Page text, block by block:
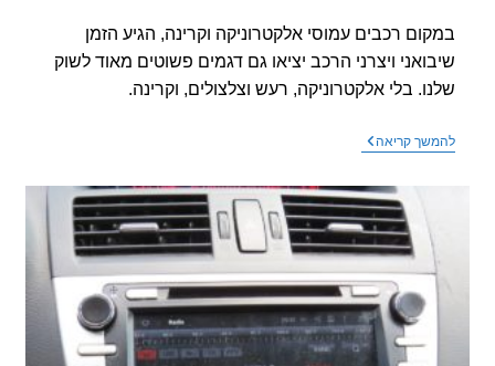
רכבים עמוסי אלקטרוניקה וקרינה, הגיע הזמן
ויצרני הרכב יציאו גם דגמים פשוטים מאוד לשוק
בלי אלקטרוניקה, רעש וצלצולים, וקרינה.
קריאהרוצים